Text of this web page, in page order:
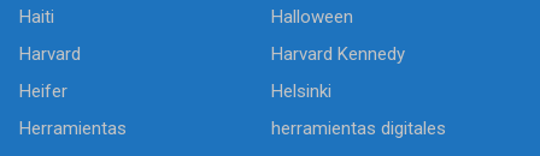
Haiti
Halloween
Harvard
Harvard Kennedy
Heifer
Helsinki
Herramientas
herramientas digitales